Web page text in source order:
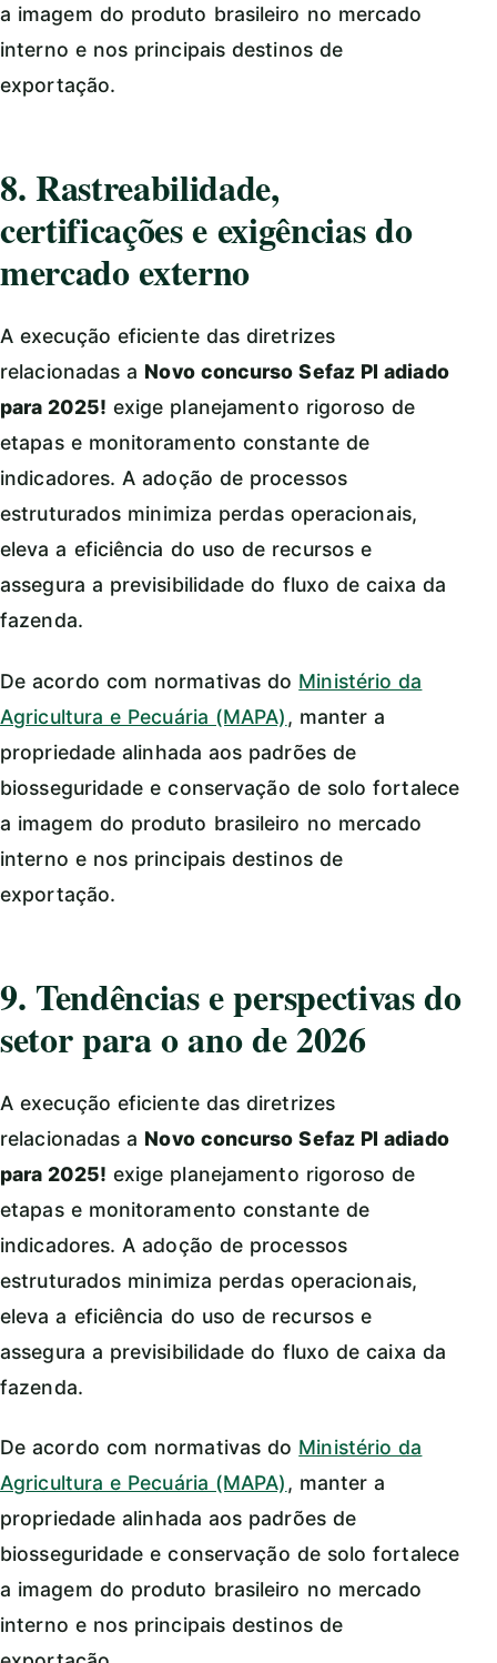
a imagem do produto brasileiro no mercado
interno e nos principais destinos de
exportação.
8. Rastreabilidade,
certificações e exigências do
mercado externo
A execução eficiente das diretrizes
relacionadas a Novo concurso Sefaz PI adiado
para 2025! exige planejamento rigoroso de
etapas e monitoramento constante de
indicadores. A adoção de processos
estruturados minimiza perdas operacionais,
eleva a eficiência do uso de recursos e
assegura a previsibilidade do fluxo de caixa da
fazenda.
De acordo com normativas do Ministério da
Agricultura e Pecuária (MAPA), manter a
propriedade alinhada aos padrões de
biosseguridade e conservação de solo fortalece
a imagem do produto brasileiro no mercado
interno e nos principais destinos de
exportação.
9. Tendências e perspectivas do
setor para o ano de 2026
A execução eficiente das diretrizes
relacionadas a Novo concurso Sefaz PI adiado
para 2025! exige planejamento rigoroso de
etapas e monitoramento constante de
indicadores. A adoção de processos
estruturados minimiza perdas operacionais,
eleva a eficiência do uso de recursos e
assegura a previsibilidade do fluxo de caixa da
fazenda.
De acordo com normativas do Ministério da
Agricultura e Pecuária (MAPA), manter a
propriedade alinhada aos padrões de
biosseguridade e conservação de solo fortalece
a imagem do produto brasileiro no mercado
interno e nos principais destinos de